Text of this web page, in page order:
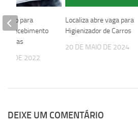
Localiza abre vaga para
Higienizador de Carros
20 DE MAIO DE 2024
para
Recebimento
DE 2022
DEIXE UM COMENTÁRIO